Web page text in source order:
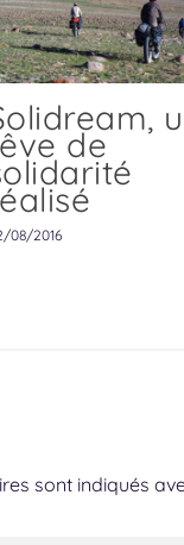
de
08/2016
sont indiqués